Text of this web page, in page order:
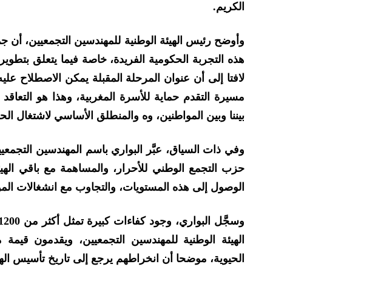
الكريم.
وأوضح رئيس الهيئة الوطنية للمهندسين التجمعيين،
هذه التجربة الحكومية الفريدة، خاصة فيما يتعلق
لافتا إلى أن عنوان المرحلة المقبلة يمكن الاصطلاح
مسيرة التقدم حماية للأسرة المغربية، وهذا هو
بيننا وبين المواطنين، وه والمنطلق الأساسي لاشتغال
وفي ذات السياق، عبَّر البواري باسم المهندسين
حزب التجمع الوطني للأحرار، والمساهمة مع باقي
الوصول إلى هذه المستويات، والتجاوب مع انشغالات
الهيئة الوطنية للمهندسين التجمعيين، ويقدمون
الحيوية، موضحا أن انخراطهم يرجع إلى تاريخ تأسيس الهيئة